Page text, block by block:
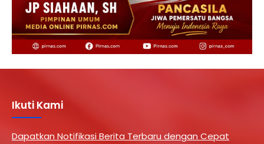
Ikuti Kami
Dapatkan Notifikasi Berita Terbaru dengan Cepat